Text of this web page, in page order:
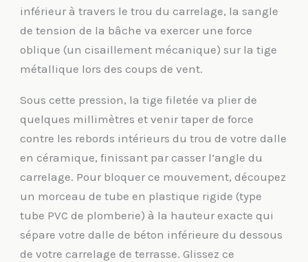
inférieur à travers le trou du carrelage, la sangle
de tension de la bâche va exercer une force
oblique (un cisaillement mécanique) sur la tige
métallique lors des coups de vent.
Sous cette pression, la tige filetée va plier de
quelques millimètres et venir taper de force
contre les rebords intérieurs du trou de votre dalle
en céramique, finissant par casser l’angle du
carrelage. Pour bloquer ce mouvement, découpez
un morceau de tube en plastique rigide (type
tube PVC de plomberie) à la hauteur exacte qui
sépare votre dalle de béton inférieure du dessous
de votre carrelage de terrasse. Glissez ce